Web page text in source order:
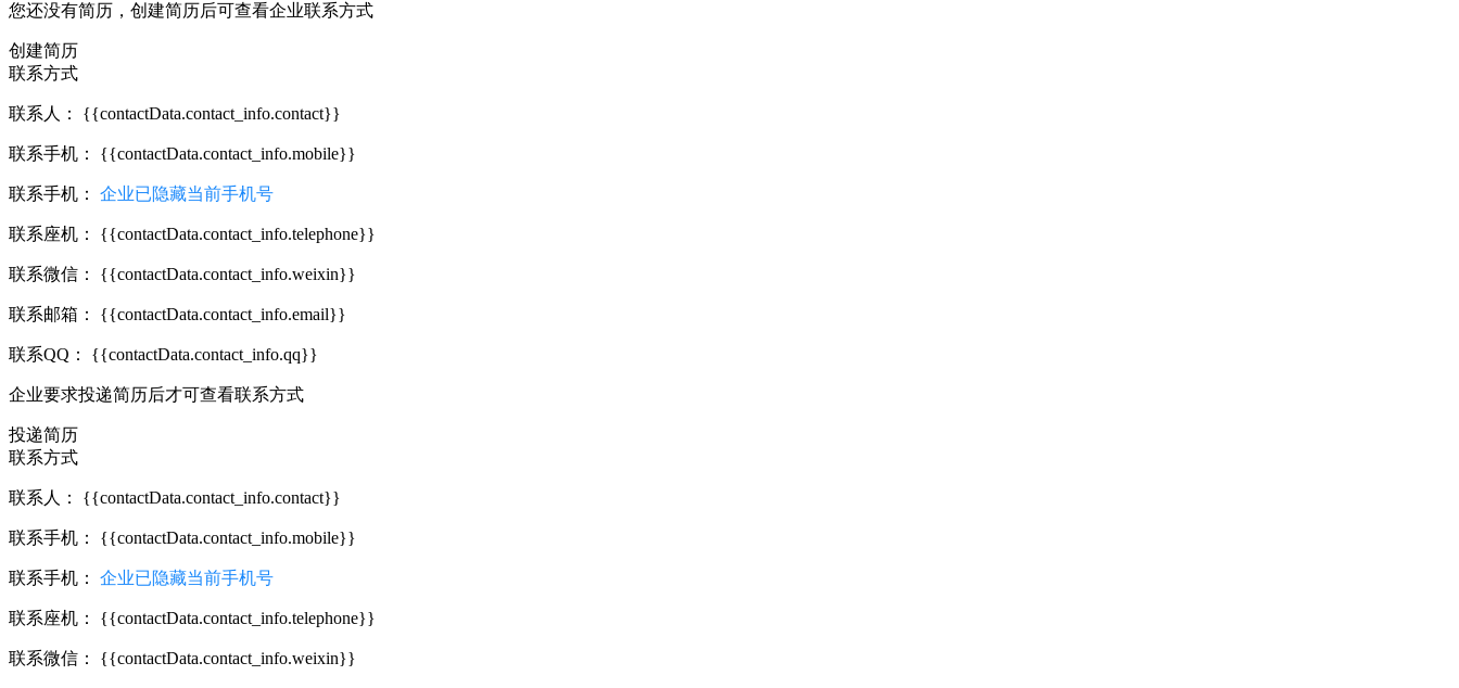
您还没有简历，创建简历后可查看企业联系方式
创建简历
联系方式
联系人： {{contactData.contact_info.contact}}
联系手机： {{contactData.contact_info.mobile}}
联系手机： 企业已隐藏当前手机号
联系座机： {{contactData.contact_info.telephone}}
联系微信： {{contactData.contact_info.weixin}}
联系邮箱： {{contactData.contact_info.email}}
联系QQ： {{contactData.contact_info.qq}}
企业要求投递简历后才可查看联系方式
投递简历
联系方式
联系人： {{contactData.contact_info.contact}}
联系手机： {{contactData.contact_info.mobile}}
联系手机： 企业已隐藏当前手机号
联系座机： {{contactData.contact_info.telephone}}
联系微信： {{contactData.contact_info.weixin}}